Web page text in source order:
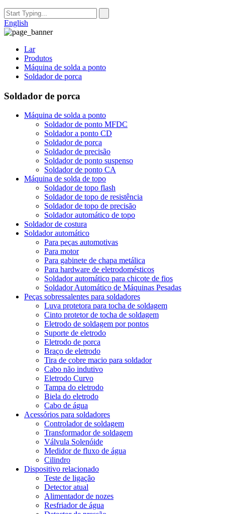
English
Lar
Produtos
Máquina de solda a ponto
Soldador de porca
Soldador de porca
Máquina de solda a ponto
Soldador de ponto MFDC
Soldador a ponto CD
Soldador de porca
Soldador de precisão
Soldador de ponto suspenso
Soldador de ponto CA
Máquina de solda de topo
Soldador de topo flash
Soldador de topo de resistência
Soldador de topo de precisão
Soldador automático de topo
Soldador de costura
Soldador automático
Para peças automotivas
Para motor
Para gabinete de chapa metálica
Para hardware de eletrodomésticos
Soldador automático para chicote de fios
Soldador Automático de Máquinas Pesadas
Peças sobressalentes para soldadores
Luva protetora para tocha de soldagem
Cinto protetor de tocha de soldagem
Eletrodo de soldagem por pontos
Suporte de eletrodo
Eletrodo de porca
Braço de eletrodo
Tira de cobre macio para soldador
Cabo não indutivo
Eletrodo Curvo
Tampa do eletrodo
Biela do eletrodo
Cabo de água
Acessórios para soldadores
Controlador de soldagem
Transformador de soldagem
Válvula Solenóide
Medidor de fluxo de água
Cilindro
Dispositivo relacionado
Teste de ligação
Detector atual
Alimentador de nozes
Resfriador de água